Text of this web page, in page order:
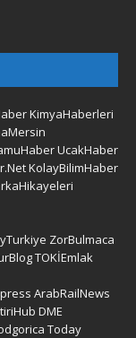
KimyaHaberleri
UcakHaber
KolayBilimHaber
ZorBulmaca
TOKİEmlak
ArabRailNews
DME
Today